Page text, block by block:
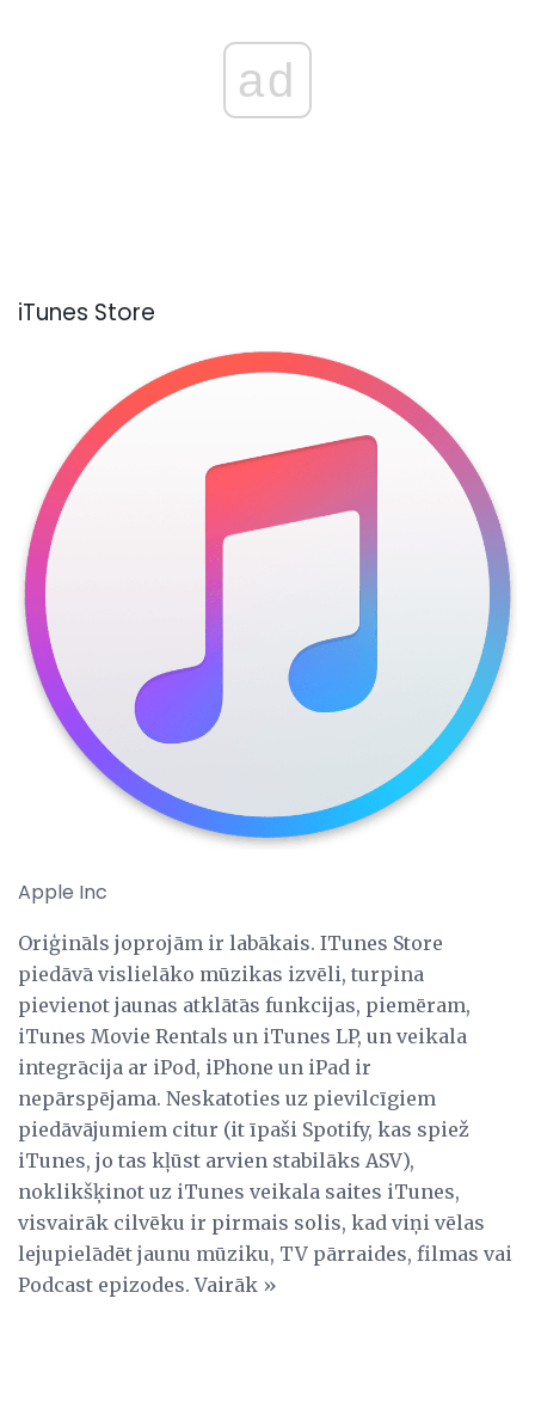
ad
iTunes Store
Apple Inc
Oriģināls joprojām ir labākais. ITunes Store
piedāvā vislielāko mūzikas izvēli, turpina
pievienot jaunas atklātās funkcijas, piemēram,
iTunes Movie Rentals un iTunes LP, un veikala
integrācija ar iPod, iPhone un iPad ir
nepārspējama. Neskatoties uz pievilcīgiem
piedāvājumiem citur (it īpaši Spotify, kas spiež
iTunes, jo tas kļūst arvien stabilāks ASV),
noklikšķinot uz iTunes veikala saites iTunes,
visvairāk cilvēku ir pirmais solis, kad viņi vēlas
lejupielādēt jaunu mūziku, TV pārraides, filmas vai
Podcast epizodes. Vairāk »